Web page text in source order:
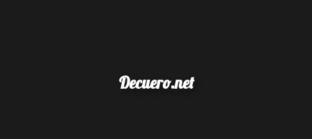
Decuero.net